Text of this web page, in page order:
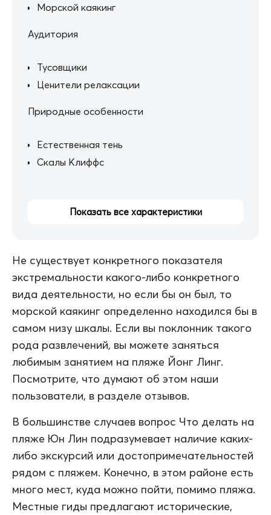
Морской каякинг
Аудитория
Тусовщики
Ценители релаксации
Природные особенности
Естественная тень
Скалы Клиффс
Показать все характеристики
Не существует конкретного показателя
экстремальности какого-либо конкретного
вида деятельности, но если бы он был, то
морской каякинг определенно находился бы в
самом низу шкалы. Если вы поклонник такого
рода развлечений, вы можете заняться
любимым занятием на пляже Йонг Линг.
Посмотрите, что думают об этом наши
пользователи, в разделе отзывов.
В большинстве случаев вопрос Что делать на
пляже Юн Лин подразумевает наличие каких-
либо экскурсий или достопримечательностей
рядом с пляжем. Конечно, в этом районе есть
много мест, куда можно пойти, помимо пляжа.
Местные гиды предлагают исторические,